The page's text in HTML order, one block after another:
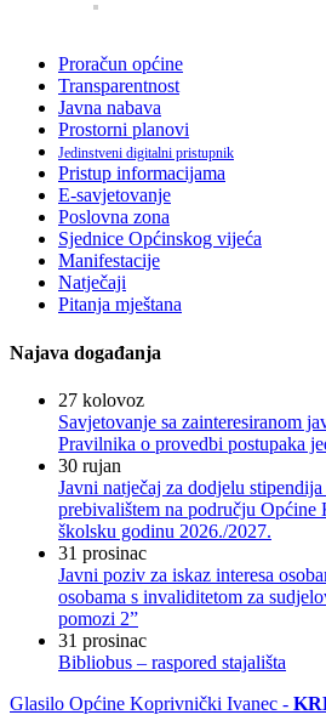
Proračun općine
Transparentnost
Javna nabava
Prostorni planovi
Jedinstveni digitalni pristupnik
Pristup informacijama
E-savjetovanje
Poslovna zona
Sjednice Općinskog vijeća
Manifestacije
Natječaji
Pitanja mještana
Najava događanja
27 kolovoz
Savjetovanje sa zainteresiranom
Pravilnika o provedbi postupaka
30 rujan
Javni natječaj za dodjelu
prebivalištem na području
školsku godinu 2026./2027.
31 prosinac
Javni poziv za iskaz interesa
osobama s invaliditetom za
pomozi 2”
31 prosinac
Bibliobus – raspored stajališta
Glasilo Općine Koprivnički Ivanec -